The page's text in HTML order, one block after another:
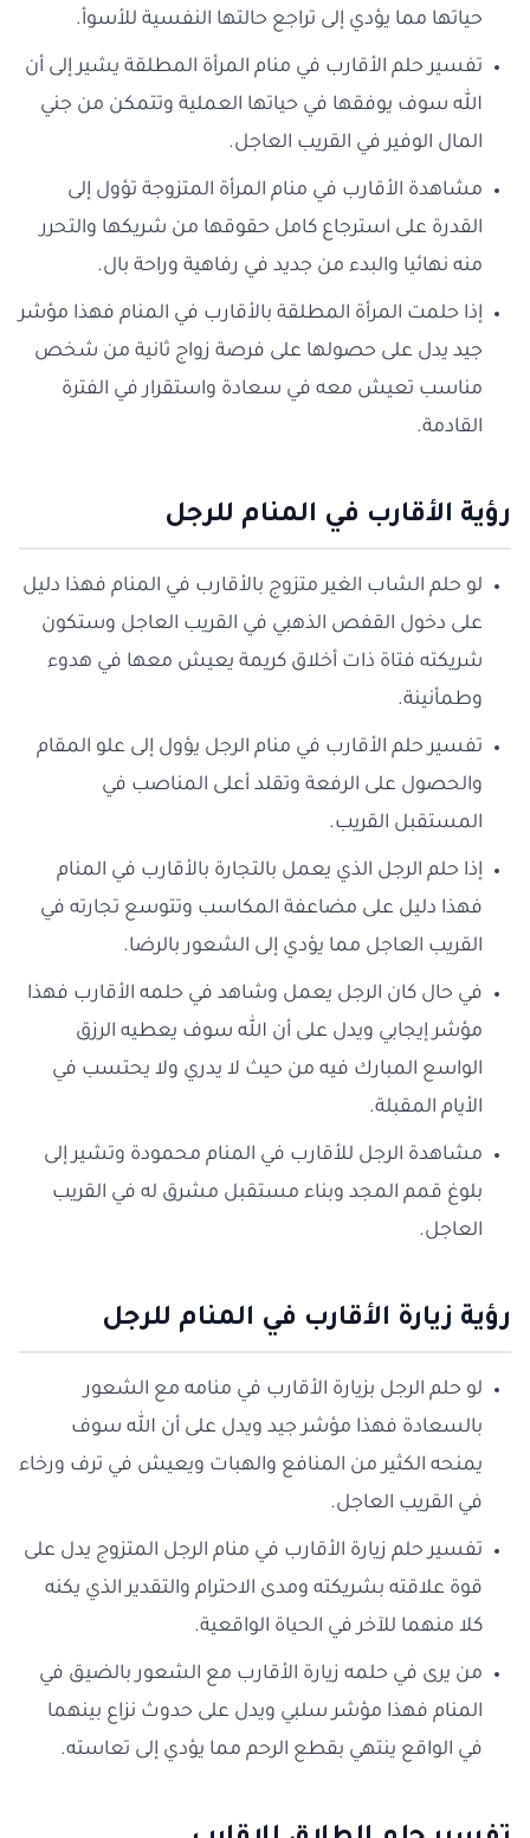
حياتها مما يؤدي إلى تراجع حالتها النفسية للأسوأ.
تفسير حلم الأقارب في منام المرأة المطلقة يشير إلى أن
الله سوف يوفقها في حياتها العملية وتتمكن من جني
المال الوفير في القريب العاجل.
مشاهدة الأقارب في منام المرأة المتزوجة تؤول إلى
القدرة على استرجاع كامل حقوقها من شريكها والتحرر
منه نهائيا والبدء من جديد في رفاهية وراحة بال.
إذا حلمت المرأة المطلقة بالأقارب في المنام فهذا مؤشر
جيد يدل على حصولها على فرصة زواج ثانية من شخص
مناسب تعيش معه في سعادة واستقرار في الفترة
القادمة.
رؤية الأقارب في المنام للرجل
لو حلم الشاب الغير متزوج بالأقارب في المنام فهذا دليل
على دخول القفص الذهبي في القريب العاجل وستكون
شريكته فتاة ذات أخلاق كريمة يعيش معها في هدوء
وطمأنينة.
تفسير حلم الأقارب في منام الرجل يؤول إلى علو المقام
والحصول على الرفعة وتقلد أعلى المناصب في
المستقبل القريب.
إذا حلم الرجل الذي يعمل بالتجارة بالأقارب في المنام
فهذا دليل على مضاعفة المكاسب وتتوسع تجارته في
القريب العاجل مما يؤدي إلى الشعور بالرضا.
في حال كان الرجل يعمل وشاهد في حلمه الأقارب فهذا
مؤشر إيجابي ويدل على أن الله سوف يعطيه الرزق
الواسع المبارك فيه من حيث لا يدري ولا يحتسب في
الأيام المقبلة.
مشاهدة الرجل للأقارب في المنام محمودة وتشير إلى
بلوغ قمم المجد وبناء مستقبل مشرق له في القريب
العاجل.
رؤية زيارة الأقارب في المنام للرجل
لو حلم الرجل بزيارة الأقارب في منامه مع الشعور
بالسعادة فهذا مؤشر جيد ويدل على أن الله سوف
يمنحه الكثير من المنافع والهبات ويعيش في ترف ورخاء
في القريب العاجل.
تفسير حلم زيارة الأقارب في منام الرجل المتزوج يدل على
قوة علاقته بشريكته ومدى الاحترام والتقدير الذي يكنه
كلا منهما للآخر في الحياة الواقعية.
من يرى في حلمه زيارة الأقارب مع الشعور بالضيق في
المنام فهذا مؤشر سلبي ويدل على حدوث نزاع بينهما
في الواقع ينتهي بقطع الرحم مما يؤدي إلى تعاسته.